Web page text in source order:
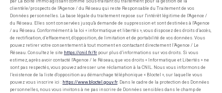
par La Boite Immo agissant comme Sous-traitant du traitement pour la gestion de la
clientèle/prospects de l'Agence / du Réseau qui reste Responsable du Traitement de vos
Données personnelles. La base légale du traitement repose sur l'intérêt légitime de l'Agence /
du Réseau. Elles sont conservées jusqu'à demande de suppression et sont destinées à l'Agence
/ au Réseau. Conformément à la loi « informatique et libertés », vous disposez des droits d’accès,
de rectification, d’effacement, d’opposition, de limitation et de portabilité de vos données. Vous
pouvez retirer votre consentement à tout moment en contactant directement l’Agence / Le
Réseau. Consultez le site https://cnil.fr/fr pour plus d’informations sur vos droits. Si vous
estimez, après avoir contacté l'Agence / le Réseau, que vos droits « Informatique et Libertés » ne
sont pas respectés, vous pouvez adresser une réclamation à la CNIL. Nous vous informons de
l’existence de la liste d'opposition au démarchage téléphonique « Bloctel », sur laquelle vous
pouvez vous inscrire ici : https://www.bloctel.gouv.fr. Dans le cadre de la protection des Données
personnelles, nous vous invitons à ne pas inscrire de Données sensibles dans le champ de